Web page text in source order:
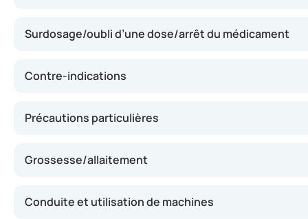
Surdosage/oubli d’une dose/arrêt du médicament
Contre-indications
Précautions particulières
Grossesse/allaitement
Conduite et utilisation de machines